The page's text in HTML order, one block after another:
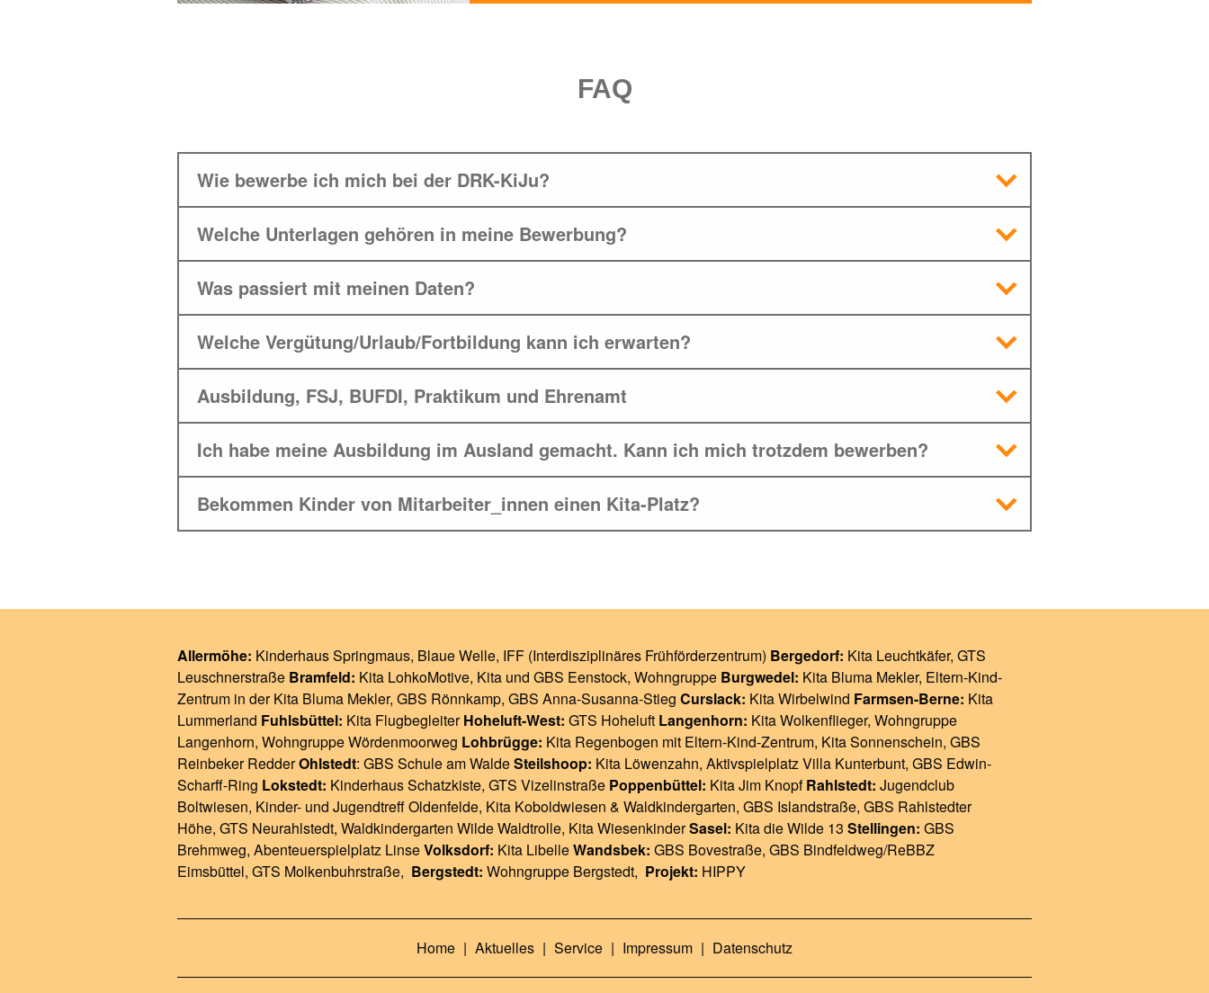
FAQ
Wie bewerbe ich mich bei der DRK-KiJu?
Welche Unterlagen gehören in meine Bewerbung?
Was passiert mit meinen Daten?
Welche Vergütung/Urlaub/Fortbildung kann ich erwarten?
Ausbildung, FSJ, BUFDI, Praktikum und Ehrenamt
Ich habe meine Ausbildung im Ausland gemacht. Kann ich mich trotzdem bewerben?
Bekommen Kinder von Mitarbeiter_innen einen Kita-Platz?
Allermöhe: Kinderhaus Springmaus, Blaue Welle, IFF (Interdisziplinäres Frühförderzentrum) Bergedorf: Kita Leuchtkäfer, GTS
Leuschnerstraße Bramfeld: Kita LohkoMotive, Kita und GBS Eenstock, Wohngruppe Burgwedel: Kita Bluma Mekler, Eltern-Kind-
Zentrum in der Kita Bluma Mekler, GBS Rönnkamp, GBS Anna-Susanna-Stieg Curslack: Kita Wirbelwind Farmsen-Berne: Kita
Lummerland Fuhlsbüttel: Kita Flugbegleiter Hoheluft-West: GTS Hoheluft Langenhorn: Kita Wolkenflieger, Wohngruppe
Langenhorn, Wohngruppe Wördenmoorweg Lohbrügge: Kita Regenbogen mit Eltern-Kind-Zentrum, Kita Sonnenschein, GBS
Reinbeker RedderOhlstedt: GBS Schule am WaldeSteilshoop: Kita Löwenzahn, Aktivspielplatz Villa Kunterbunt, GBS Edwin-
Scharff-Ring Lokstedt: Kinderhaus Schatzkiste, GTS Vizelinstraße Poppenbüttel: Kita Jim Knopf Rahlstedt: Jugendclub
Boltwiesen, Kinder- und Jugendtreff Oldenfelde, Kita Koboldwiesen & Waldkindergarten, GBS Islandstraße, GBS Rahlstedter
Höhe, GTS Neurahlstedt, Waldkindergarten Wilde Waldtrolle, Kita WiesenkinderSasel: Kita die Wilde 13 Stellingen: GBS
Brehmweg, Abenteuerspielplatz LinseVolksdorf: Kita LibelleWandsbek: GBS Bovestraße, GBS Bindfeldweg/ReBBZ
Eimsbüttel, GTS Molkenbuhrstraße, Bergstedt: Wohngruppe Bergstedt, Projekt: HIPPY
Home | Aktuelles | Service | Impressum | Datenschutz